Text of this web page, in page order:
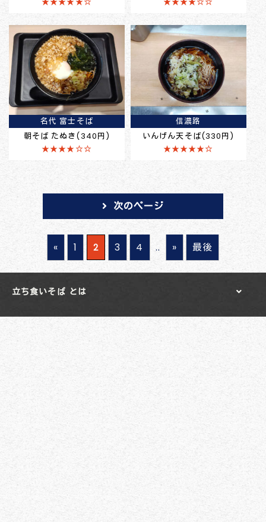
名代 富士そば
朝そば たぬき(340円)
★★★★☆☆
信濃路
いんげん天そば(330円)
★★★★★☆
次のページ
« 1 2 3 4 .. » 最後
立ち食いそば とは